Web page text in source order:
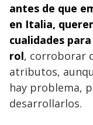
antes de que
en Italia,
cualidades
rol, corroborar
atributos,
hay problema,
desarrollarlos.